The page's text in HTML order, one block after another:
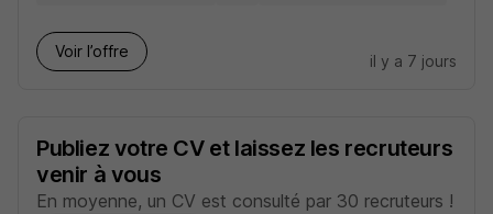
Voir l’offre
il y a 7 jours
Publiez votre CV et laissez les recruteurs
venir à vous
En moyenne, un CV est consulté par 30 recruteurs !